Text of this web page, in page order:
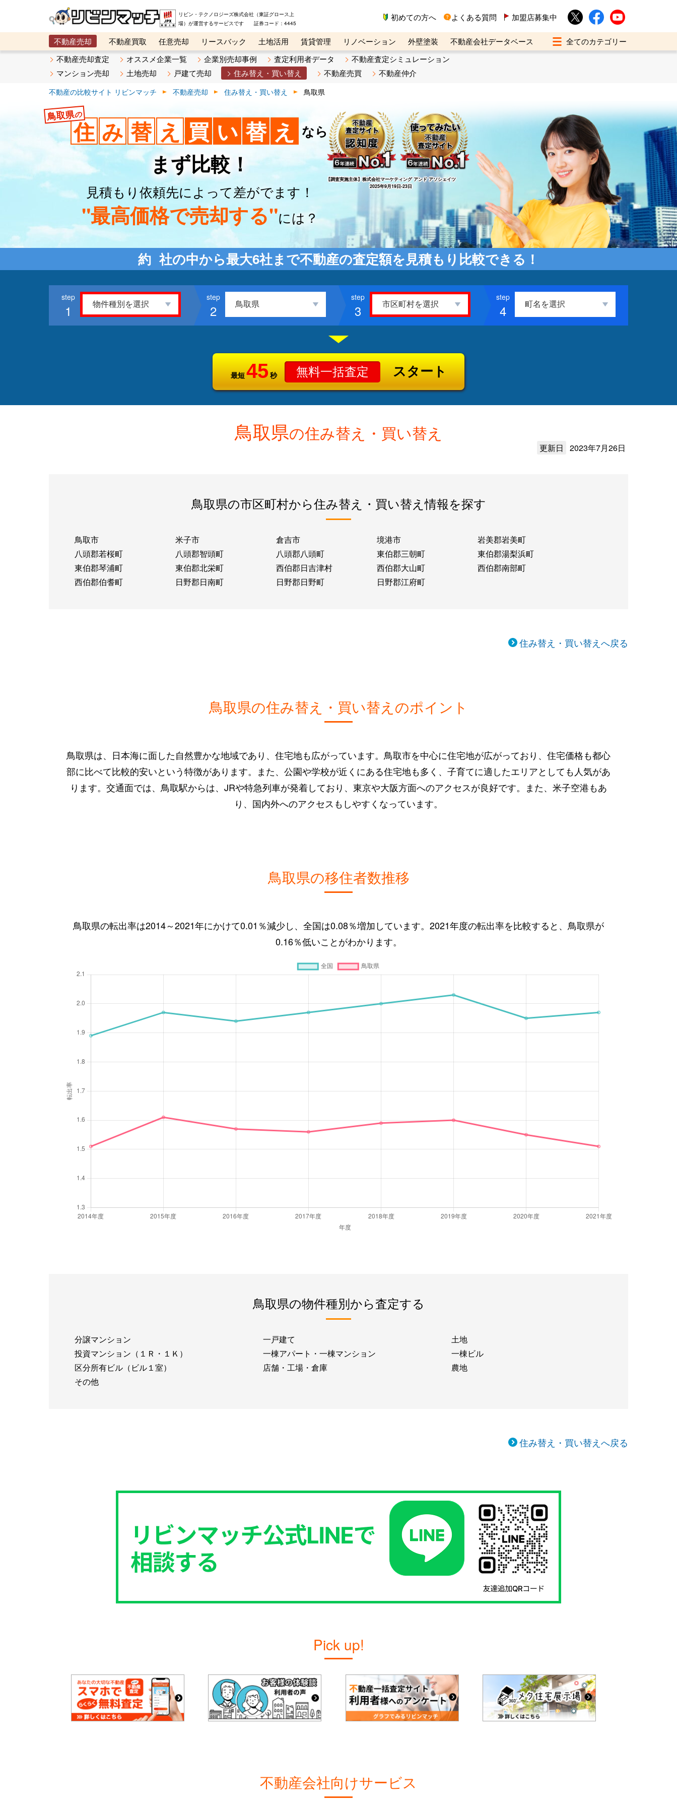
リビン・テクノロジーズ株式会社（東証グロース上
場）が運営するサービスです 証券コード：4445
初めての方へ よくある質問 加盟店募集中
不動産売却 不動産買取 任意売却 リースバック 土地活用 賃貸管理 リノベーション 外壁塗装
不動産会社データベース
メタ住宅展示場
ベスト不動産カンパニー オンライン講座 リビンマガジンBiz 不動産売却ご相談デスク
不動産売却査定 オススメ企業一覧 企業別売却事例 査定利用者データ
不動産査定シミュレーション
マンション売却
土地売却 戸建て売却 住み替え・買い替え 不動産売買 不動産仲介
不動産の比較サイト リビンマッチ 不動産売却 住み替え・買い替え 鳥取県
鳥取県の
住 み 替 え 買 い 替 え なら
まず比較！
見積もり依頼先によって差がでます！
"最高価格で売却する"には？
【調査実施主体】株式会社マーケティング アンド アソシェイツ
2025年9月19日-23日
約 社の中から最大6社まで不動産の査定額を見積もり比較できる！
1 2 3 4
最短45 秒 無料一括査定 スタート
鳥取県の住み替え・買い替え
更新日 2023年7月26日
鳥取県の市区町村から住み替え・買い替え情報を探す
鳥取市 米子市 倉吉市 境港市
岩美郡岩美町
八頭郡若桜町
八頭郡智頭町 八頭郡八頭町 東伯郡三朝町
東伯郡湯梨浜町
東伯郡琴浦町
東伯郡北栄町 西伯郡日吉津村 西伯郡大山町
西伯郡南部町
西伯郡伯耆町
日野郡日南町 日野郡日野町 日野郡江府町
住み替え・買い替えへ戻る
鳥取県の住み替え・買い替えのポイント
鳥取県は、日本海に面した自然豊かな地域であり、住宅地も広がっています。鳥取市を中心に住宅地が広がっており、住宅価格も都心
部に比べて比較的安いという特徴があります。また、公園や学校が近くにある住宅地も多く、子育てに適したエリアとしても人気があ
ります。交通面では、鳥取駅からは、JRや特急列車が発着しており、東京や大阪方面へのアクセスが良好です。また、米子空港もあ
り、国内外へのアクセスもしやすくなっています。
鳥取県の移住者数推移
鳥取県の転出率は2014～2021年にかけて0.01％減少し、全国は0.08％増加しています。2021年度の転出率を比較すると、鳥取県が
0.16％低いことがわかります。
鳥取県の物件種別から査定する
分譲マンション 一戸建て
土地
投資マンション（１Ｒ・１Ｋ）
一棟アパート・一棟マンション
一棟ビル
区分所有ビル（ビル１室）
店舗・工場・倉庫
農地
その他
住み替え・買い替えへ戻る
Pick up!
不動産会社向けサービス